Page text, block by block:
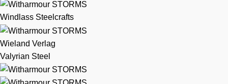
Windlass Steelcrafts
Wieland Verlag
Valyrian Steel